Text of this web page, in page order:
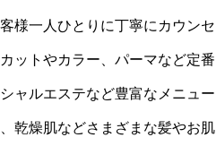
様一人ひとりに丁寧にカウンセ
ットやカラー、パーマなど定番
ャルエステなど豊富なメニュー
乾燥肌などさまざまな髪やお肌